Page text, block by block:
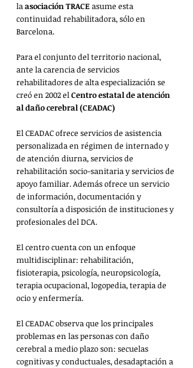
la asociación TRACE asume esta
continuidad rehabilitadora, sólo en
Barcelona.
Para el conjunto del territorio nacional,
ante la carencia de servicios
rehabilitadores de alta especialización se
creó en 2002 el Centro estatal de atención
al daño cerebral (CEADAC)
El CEADAC ofrece servicios de asistencia
personalizada en régimen de internado y
de atención diurna, servicios de
rehabilitación socio-sanitaria y servicios de
apoyo familiar. Además ofrece un servicio
de información, documentación y
consultoría a disposición de instituciones y
profesionales del DCA.
El centro cuenta con un enfoque
multidisciplinar: rehabilitación,
fisioterapia, psicología, neuropsicología,
terapia ocupacional, logopedia, terapia de
ocio y enfermería.
El CEADAC observa que los principales
problemas en las personas con daño
cerebral a medio plazo son: secuelas
cognitivas y conductuales, desadaptación a